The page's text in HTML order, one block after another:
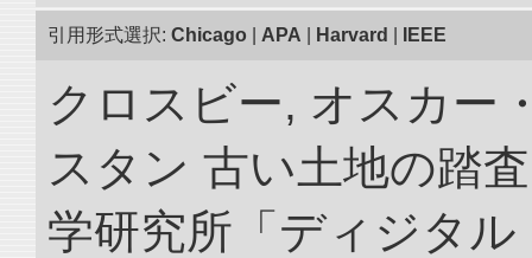
引用形式選択: Chicago APA Harvard IEEE
クロスビー, オスカー
スタン 古い土地の踏
学研究所「ディジタ